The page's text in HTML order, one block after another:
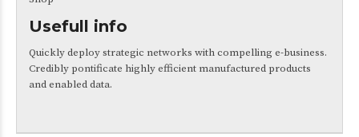
Usefull info
Quickly deploy strategic networks with compelling e-business.
Credibly pontificate highly efficient manufactured products
and enabled data.